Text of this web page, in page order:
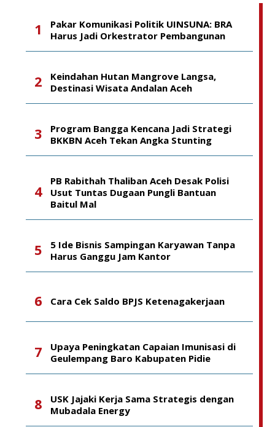
Pakar Komunikasi Politik UINSUNA: BRA
Harus Jadi Orkestrator Pembangunan
Keindahan Hutan Mangrove Langsa,
Destinasi Wisata Andalan Aceh
Program Bangga Kencana Jadi Strategi
BKKBN Aceh Tekan Angka Stunting
PB Rabithah Thaliban Aceh Desak Polisi
Usut Tuntas Dugaan Pungli Bantuan
Baitul Mal
5 Ide Bisnis Sampingan Karyawan Tanpa
Harus Ganggu Jam Kantor
Cara Cek Saldo BPJS Ketenagakerjaan
Upaya Peningkatan Capaian Imunisasi di
Geulempang Baro Kabupaten Pidie
USK Jajaki Kerja Sama Strategis dengan
Mubadala Energy